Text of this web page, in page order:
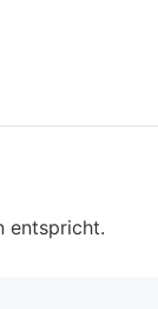
entspricht.